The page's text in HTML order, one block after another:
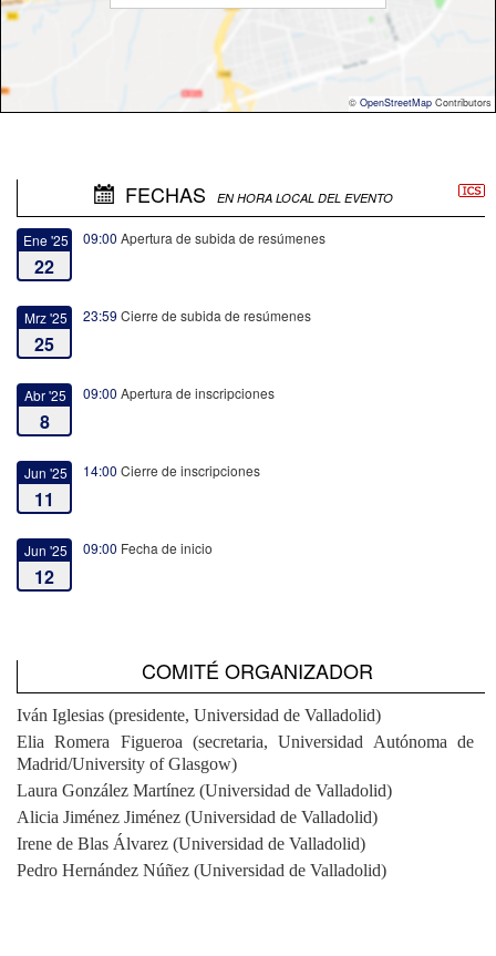
© OpenStreetMap Contributors
FECHAS EN HORA LOCAL DEL EVENTO
Ene '25
22
09:00 Apertura de subida de resúmenes
Mrz '25
25
23:59 Cierre de subida de resúmenes
Abr '25
8
09:00 Apertura de inscripciones
Jun '25
11
14:00 Cierre de inscripciones
Jun '25
12
09:00 Fecha de inicio
COMITÉ ORGANIZADOR
Iván Iglesias (presidente, Universidad de Valladolid)
Elia Romera Figueroa (secretaria, Universidad Autónoma de
Madrid/University of Glasgow)
Laura González Martínez (Universidad de Valladolid)
Alicia Jiménez Jiménez (Universidad de Valladolid)
Irene de Blas Álvarez (Universidad de Valladolid)
Pedro Hernández Núñez (Universidad de Valladolid)